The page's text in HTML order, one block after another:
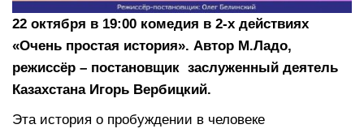
22 октября в 19:00 комедия в 2-х действиях
«Очень простая история». Автор М.Ладо,
режиссёр – постановщик заслуженный деятель
Казахстана Игорь Вербицкий.
Эта история о пробуждении в человеке